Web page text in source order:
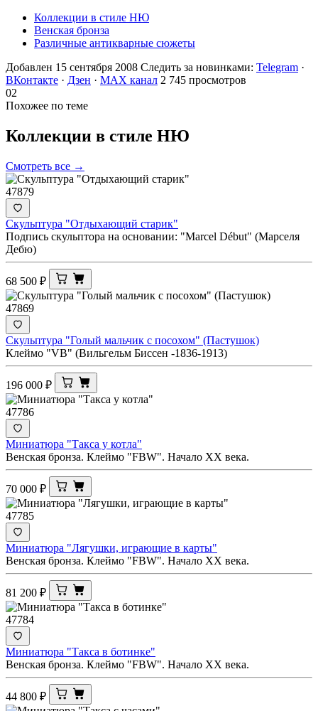
Коллекции в стиле НЮ
Венская бронза
Различные антикварные сюжеты
Добавлен 15 сентября 2008 Следить за новинками: Telegram ·
ВКонтакте · Дзен · MAX канал 2 745 просмотров
02
Похожее по теме
Коллекции в стиле НЮ
Смотреть все →
47879
Скульптура "Отдыхающий старик"
Подпись скульптора на основании: "Marcel Début" (Марселя
Дебю)
68 500 ₽
47869
Скульптура "Голый мальчик с посохом" (Пастушок)
Клеймо "VB" (Вильгельм Биссен -1836-1913)
196 000 ₽
47786
Миниатюра "Такса у котла"
Венская бронза. Клеймо "FBW". Начало ХХ века.
70 000 ₽
47785
Миниатюра "Лягушки, играющие в карты"
Венская бронза. Клеймо "FBW". Начало ХХ века.
81 200 ₽
47784
Миниатюра "Такса в ботинке"
Венская бронза. Клеймо "FBW". Начало ХХ века.
44 800 ₽